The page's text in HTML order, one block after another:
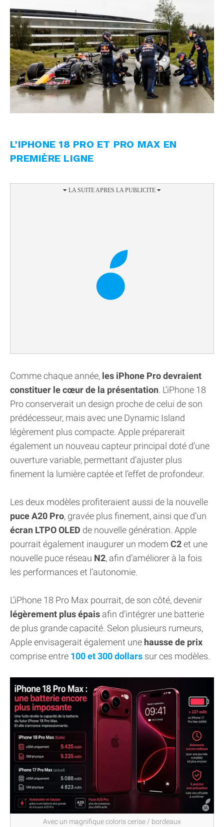
L’IPHONE 18 PRO ET PRO MAX EN
PREMIÈRE LIGNE
Comme chaque année, les iPhone Pro devraient
constituer le cœur de la présentation. L’iPhone 18
Pro conserverait un design proche de celui de son
prédécesseur, mais avec une Dynamic Island
légèrement plus compacte. Apple préparerait
également un nouveau capteur principal doté d’une
ouverture variable, permettant d’ajuster plus
finement la lumière captée et l’effet de profondeur.
Les deux modèles profiteraient aussi de la nouvelle
puce A20 Pro, gravée plus finement, ainsi que d’un
écran LTPO OLED de nouvelle génération. Apple
pourrait également inaugurer un modem C2et une
nouvelle puce réseau N2, afin d’améliorer à la fois
les performances et l’autonomie.
L’iPhone 18 Pro Max pourrait, de son côté, devenir
légèrement plus épais afin d’intégrer une batterie
de plus grande capacité. Selon plusieurs rumeurs,
Apple envisagerait également une hausse de prix
comprise entre 100 et 300 dollars sur ces modèles.
Avec un magnifique coloris cerise / bordeaux